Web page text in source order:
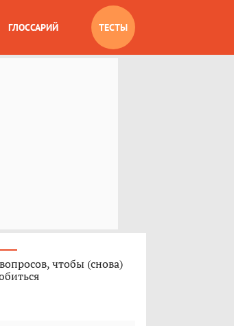
ГЛОССАРИЙ ТЕСТЫ
чтобы (снова)